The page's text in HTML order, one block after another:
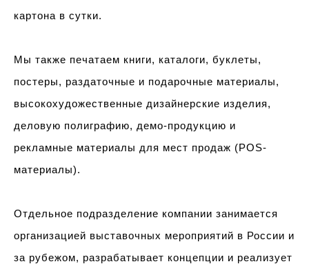
картона в сутки.
Мы также печатаем книги, каталоги, буклеты,
постеры, раздаточные и подарочные материалы,
высокохудожественные дизайнерские изделия,
деловую полиграфию, демо-продукцию и
рекламные материалы для мест продаж (POS-
материалы).
Отдельное подразделение компании занимается
организацией выставочных мероприятий в России и
за рубежом, разрабатывает концепции и реализует